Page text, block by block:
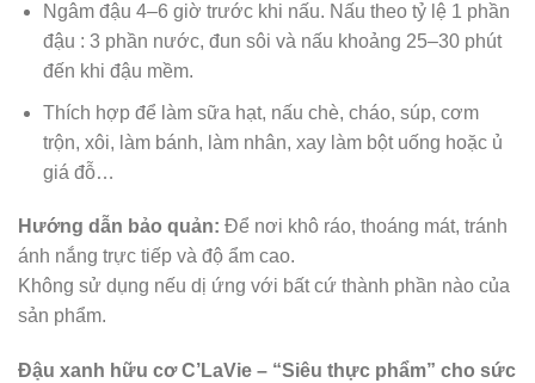
Ngâm đậu 4–6 giờ trước khi nấu. Nấu theo tỷ lệ 1 phần
đậu : 3 phần nước, đun sôi và nấu khoảng 25–30 phút
đến khi đậu mềm.
Thích hợp để làm sữa hạt, nấu chè, cháo, súp, cơm
trộn, xôi, làm bánh, làm nhân, xay làm bột uống hoặc ủ
giá đỗ…
Hướng dẫn bảo quản: Để nơi khô ráo, thoáng mát, tránh
ánh nắng trực tiếp và độ ẩm cao.
Không sử dụng nếu dị ứng với bất cứ thành phần nào của
sản phẩm.
Đậu xanh hữu cơ C’LaVie – “Siêu thực phẩm” cho sức